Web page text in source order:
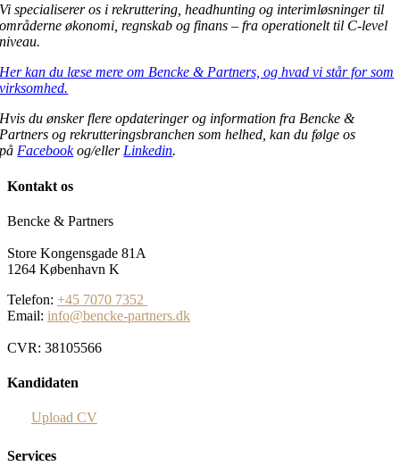
Vi specialiserer os i rekruttering, headhunting og interimløsninger til
områderne økonomi, regnskab og finans – fra operationelt til C-level
niveau.
Her kan du læse mere om Bencke & Partners, og hvad vi står for som
virksomhed.
Hvis du ønsker flere opdateringer og information fra Bencke &
Partners og rekrutteringsbranchen som helhed, kan du følge os
på Facebookog/eller Linkedin.
Kontakt os
Bencke & Partners
Store Kongensgade 81A
1264 København K
Telefon: +45 7070 7352
Email: info@bencke-partners.dk
CVR: 38105566
Kandidaten
Upload CV
Services